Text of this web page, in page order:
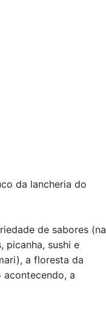
da lancheria do
de sabores (na
picanha, sushi e
a floresta da
a